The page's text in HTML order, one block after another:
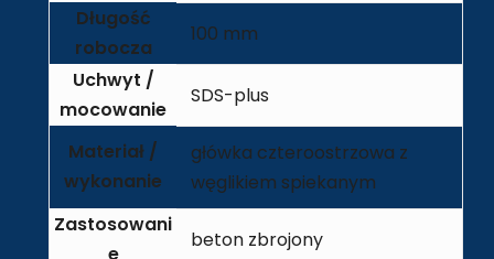
Długość
robocza
100 mm
Uchwyt /
mocowanie
SDS-plus
Materiał /
wykonanie
główka czteroostrzowa z
węglikiem spiekanym
Zastosowani
e
beton zbrojony